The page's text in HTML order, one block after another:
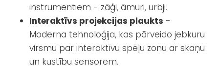
instrumentiem - zāģi, āmuri, urbji.
Interaktīvs projekcijas plaukts -
Moderna tehnoloģija, kas pārveido jebkuru
virsmu par interaktīvu spēļu zonu ar skaņu
un kustību sensorem.